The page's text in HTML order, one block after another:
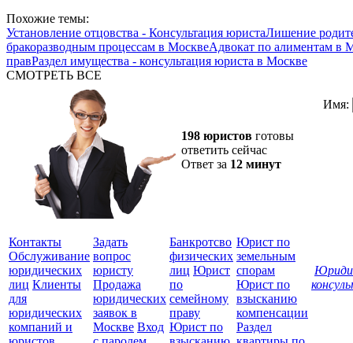
Похожие темы:
Установление отцовства - Консультация юристаЛишение
бракоразводным процессам в МосквеАдвокат по алиментам в
правРаздел имущества - консультация юриста в Москве
СМОТРЕТЬ ВСЕ
198 юристов готовы
ответить сейчас
Ответ за 12 минут
Имя:
Контакты
Обслуживание
юридических
лиц Клиенты
для
юридических
компаний и
Задать
вопрос
юристу
Продажа
юридических
заявок в
Москве Вход
Банкротсво
физических
лиц Юрист
по
семейному
праву
Юрист по
Юрист по
земельным
спорам
Юрист по
взысканию
компенсации
Раздел